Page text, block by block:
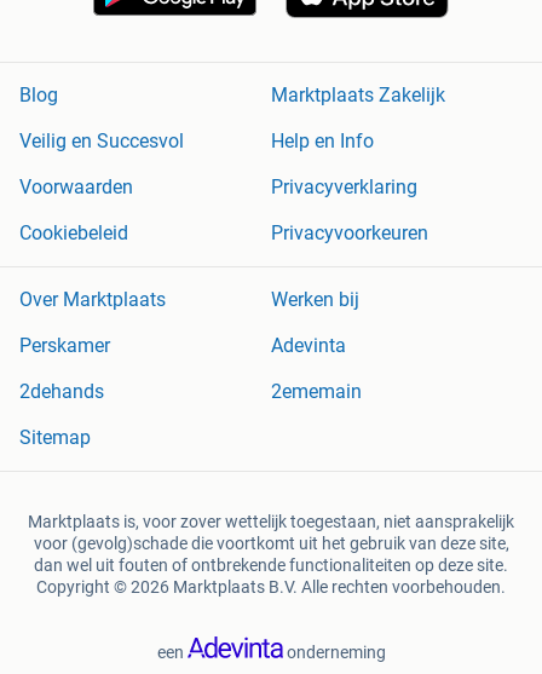
Blog
Marktplaats Zakelijk
Veilig en Succesvol
Help en Info
Voorwaarden
Privacyverklaring
Cookiebeleid
Privacyvoorkeuren
Over Marktplaats
Werken bij
Perskamer
Adevinta
2dehands
2ememain
Sitemap
Marktplaats is, voor zover wettelijk toegestaan, niet aansprakelijk
voor (gevolg)schade die voortkomt uit het gebruik van deze site,
dan wel uit fouten of ontbrekende functionaliteiten op deze site.
Copyright © 2026 Marktplaats B.V. Alle rechten voorbehouden.
een onderneming